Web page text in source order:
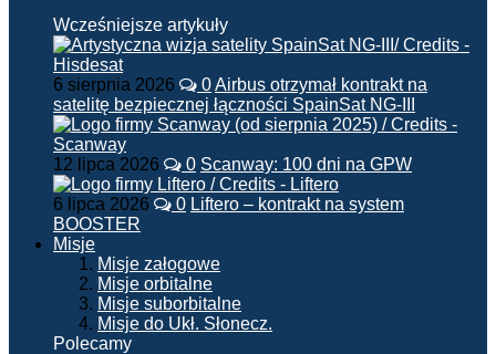
Wcześniejsze artykuły
6 sierpnia 2026 0Airbus otrzymał kontrakt na
satelitę bezpiecznej łączności SpainSat NG-III
12 lipca 2026 0 Scanway: 100 dni na GPW
6 lipca 2026 0 Liftero – kontrakt na system
BOOSTER
Misje
Misje załogowe
Misje orbitalne
Misje suborbitalne
Misje do Ukł. Słonecz.
Polecamy